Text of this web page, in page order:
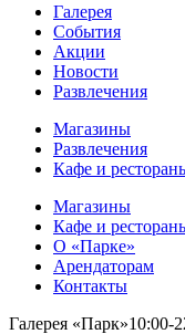
Галерея
События
Акции
Новости
Развлечения
Магазины
Развлечения
Кафе и
Магазины
Кафе и
О «Парке»
Арендаторам
Контакты
Галерея «Парк»10:00-